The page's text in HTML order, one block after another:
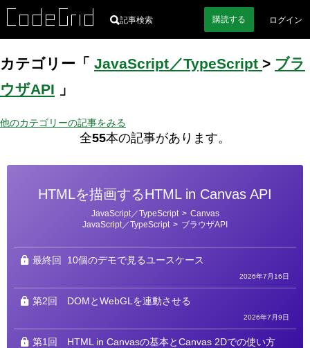
記事検索 購読する ログイン
カテゴリー「 JavaScript／TypeScript > ブラ
ウザAPI 」
他のカテゴリーの記事をみる
全55本の記事があります。
HTMLを描画するHTML in Canvas API
ー
JavaScript／TypeScript > Canvas
JavaScript／TypeScript > ブラウザAPI
最終回 10個のデモで見るユースケース
2026年7月16日
第2回 DOMとWebGLを連動させる
2026年7月9日
第1回 HTML in Canvasの基本とCanvas 2Dでの使い方